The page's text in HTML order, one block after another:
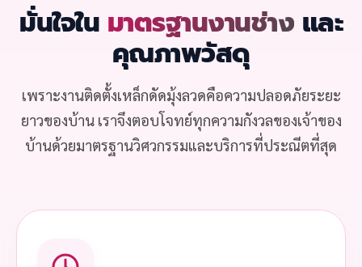
มั่นใจใน มาตรฐานงานช่าง และ
คุณภาพวัสดุ
เพราะงานติดตั้งเหล็กดัดมุ้งลวดคือความปลอดภัยระยะ
ยาวของบ้าน เราจึงตอบโจทย์ทุกความกังวลของเจ้าของ
บ้านด้วยมาตรฐานวิศวกรรมและบริการที่ประณีตที่สุด